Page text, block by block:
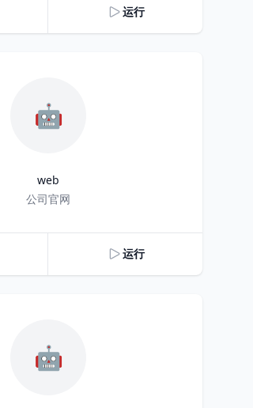
运行
🤖
web
公司官网
运行
🤖